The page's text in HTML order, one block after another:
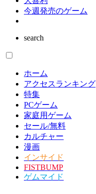
今週発売のゲーム
search
ホーム
アクセスランキング
特集
PCゲーム
家庭用ゲーム
セール/無料
カルチャー
漫画
インサイド
FISTBUMP
ゲムマイド